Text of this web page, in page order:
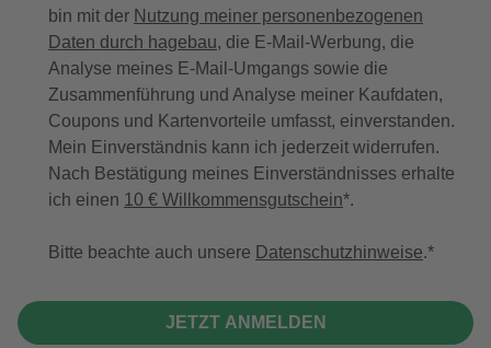
bin mit der Nutzung meiner personenbezogenen
Daten durch hagebau, die E-Mail-Werbung, die
Analyse meines E-Mail-Umgangs sowie die
Zusammenführung und Analyse meiner Kaufdaten,
Coupons und Kartenvorteile umfasst, einverstanden.
Mein Einverständnis kann ich jederzeit widerrufen.
Nach Bestätigung meines Einverständnisses erhalte
ich einen 10 € Willkommensgutschein*.
Bitte beachte auch unsere Datenschutzhinweise.
JETZT ANMELDEN